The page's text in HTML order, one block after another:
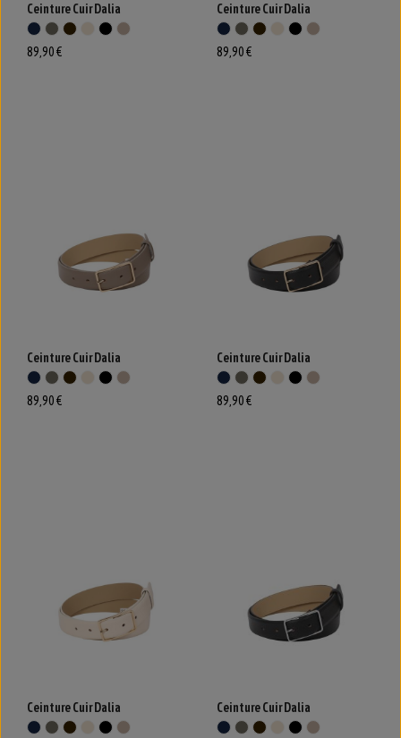
Ceinture Cuir Dalia
89,90 €
Ceinture Cuir Dalia
89,90 €
Ceinture Cuir Dalia
89,90 €
Ceinture Cuir Dalia
89,90 €
Ceinture Cuir Dalia Ceinture Cuir Dalia